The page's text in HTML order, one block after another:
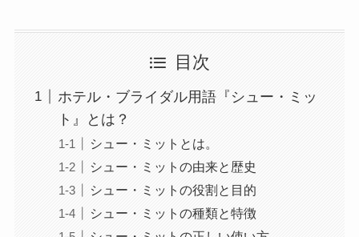
目次
ホテル・ブライダル用語『シュー・ミッ
ト』とは？
シュー・ミットとは。
シュー・ミットの由来と歴史
シュー・ミットの役割と目的
シュー・ミットの種類と特徴